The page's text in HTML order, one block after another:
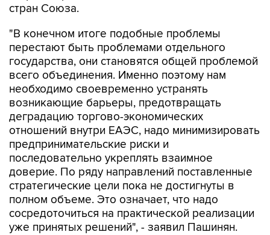
стран Союза.
"В конечном итоге подобные проблемы
перестают быть проблемами отдельного
государства, они становятся общей проблемой
всего объединения. Именно поэтому нам
необходимо своевременно устранять
возникающие барьеры, предотвращать
деградацию торгово-экономических
отношений внутри ЕАЭС, надо минимизировать
предпринимательские риски и
последовательно укреплять взаимное
доверие. По ряду направлений поставленные
стратегические цели пока не достигнуты в
полном объеме. Это означает, что надо
сосредоточиться на практической реализации
уже принятых решений", - заявил Пашинян.